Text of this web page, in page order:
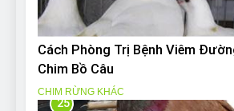
Cách Phòng Trị Bệnh Viêm
Chim Bồ Câu
CHIM RỪNG KHÁC
25